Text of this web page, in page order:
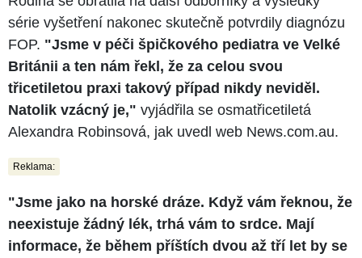
série vyšetření nakonec skutečně potvrdily diagnózu
FOP. "Jsme v péči špičkového pediatra ve Velké
Británii a ten nám řekl, že za celou svou
třicetiletou praxi takový případ nikdy neviděl.
Natolik vzácný je," vyjádřila se osmatřicetiletá
Alexandra Robinsová, jak uvedl web News.com.au.
Reklama:
"Jsme jako na horské dráze. Když vám řeknou, že
neexistuje žádný lék, trhá vám to srdce. Mají
informace, že během příštích dvou až tří let by se